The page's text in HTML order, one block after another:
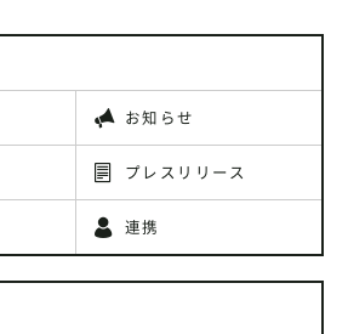
お知らせ
プレスリリース
連携